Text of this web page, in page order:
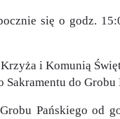
się o godz.
i Komunią
do Grobu
Pańskiego od